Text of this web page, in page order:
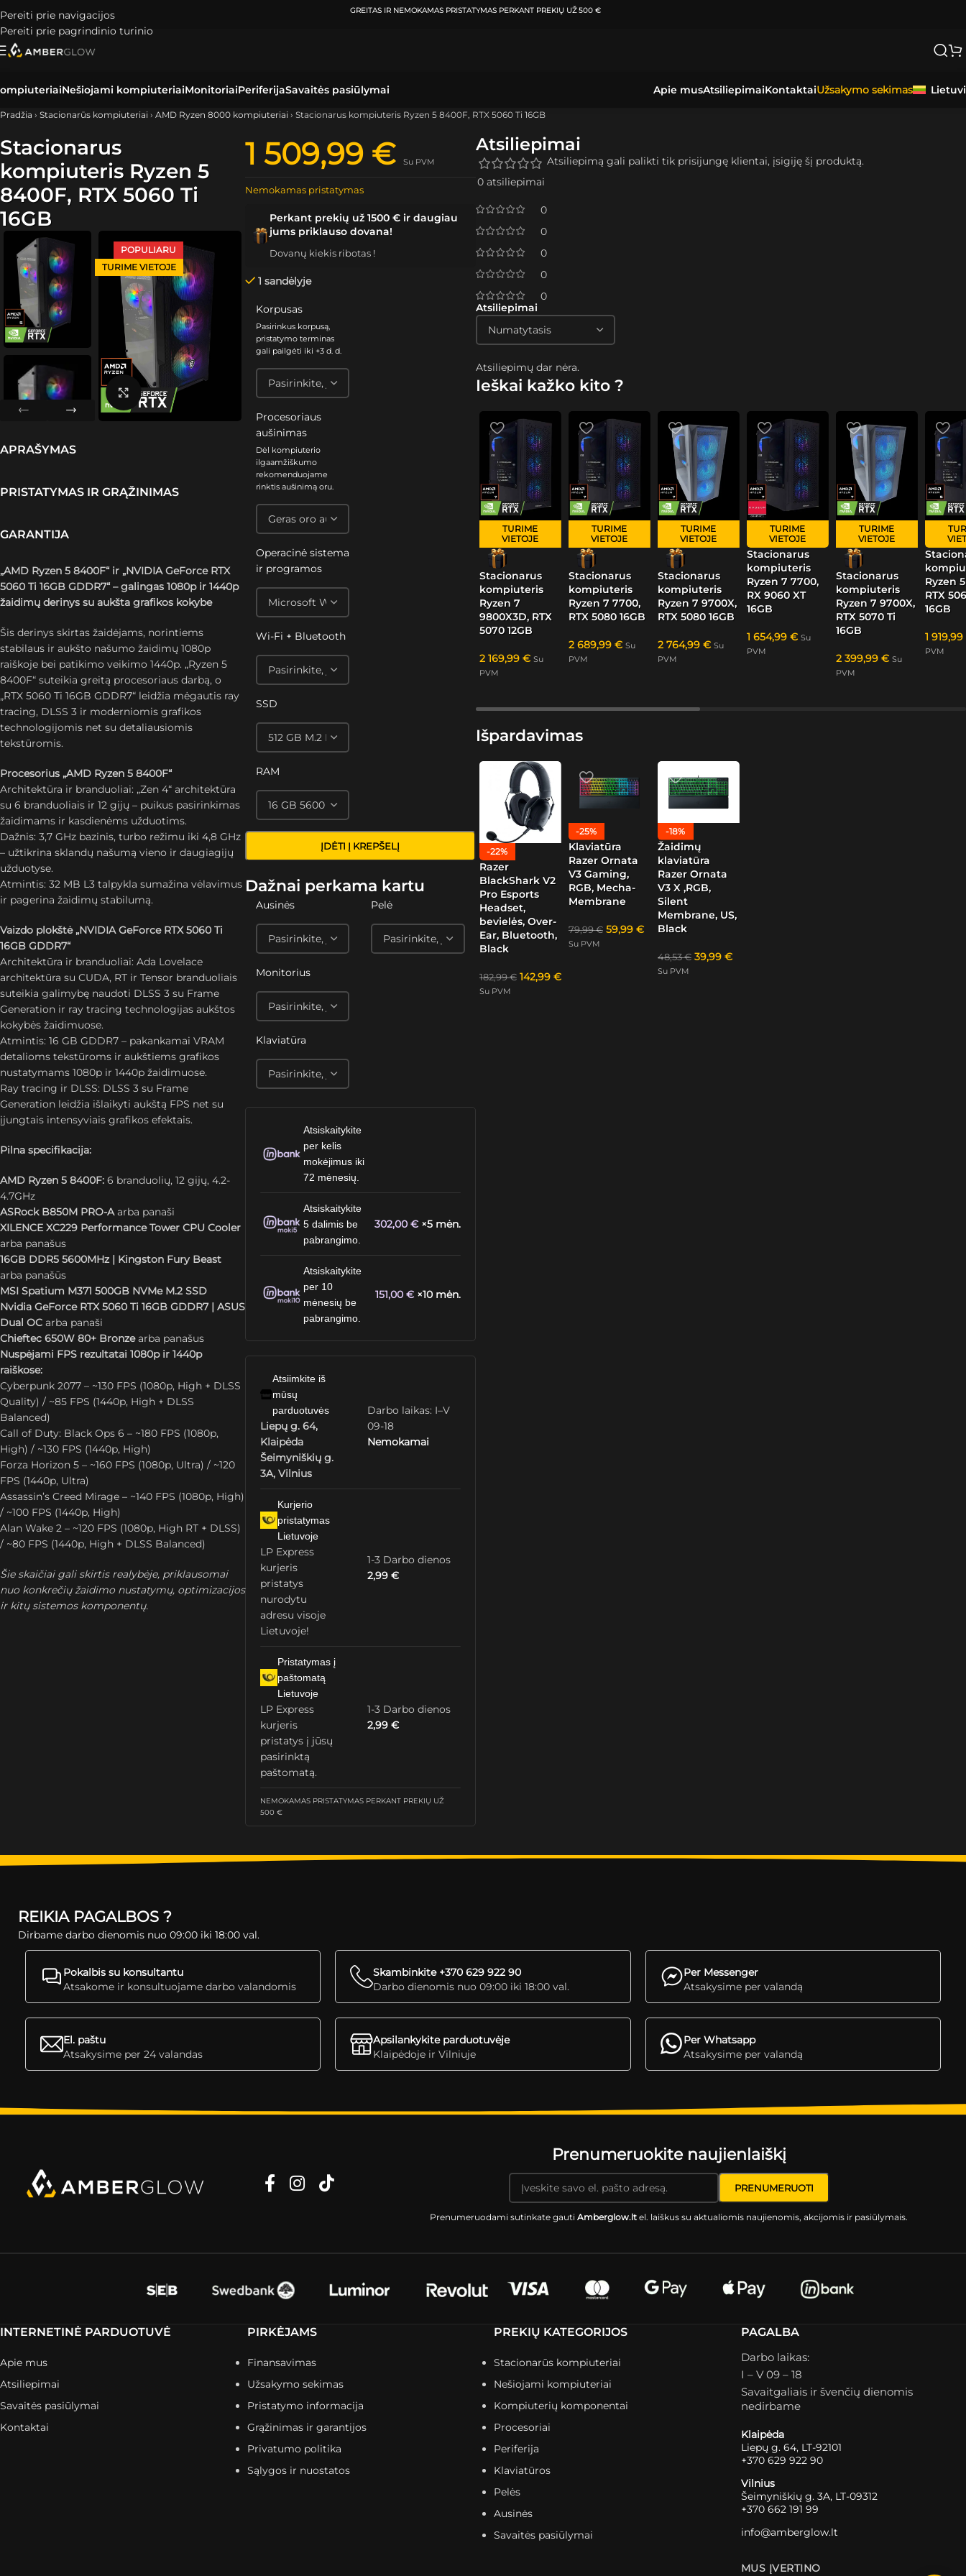
Pereiti prie navigacijos
Pereiti prie pagrindinio turinio
ATSIIMKITE UŽSAKYMĄKLAIPĖDOJE IR VILNIUJEPER0-3 DARBO DIENAS.
Nešiojami kompiuteriaiMonitoriaiPeriferijaSavaitės pasiūlymai Apie musAtsiliepimaiKontaktaiUžsakymo sekimas
Pradžia › Stacionarūs kompiuteriai › AMD Ryzen 8000 kompiuteriai › Stacionarus kompiuteris Ryzen 5 8400F, RTX 5060 Ti 16GB
Stacionarus
kompiuteris Ryzen 5
8400F, RTX 5060 Ti
16GB
POPULIARU
TURIME VIETOJE
Spustelėkite, kad padidintumėte
APRAŠYMAS
PRISTATYMAS IR GRĄŽINIMAS
GARANTIJA
„AMD Ryzen 5 8400F“ ir „NVIDIA GeForce RTX
5060 Ti 16GB GDDR7“ – galingas 1080p ir 1440p
žaidimų derinys su aukšta grafikos kokybe
Šis derinys skirtas žaidėjams, norintiems
stabilaus ir aukšto našumo žaidimų 1080p
raiškoje bei patikimo veikimo 1440p. „Ryzen 5
8400F“ suteikia greitą procesoriaus darbą, o
„RTX 5060 Ti 16GB GDDR7“ leidžia mėgautis ray
tracing, DLSS 3 ir moderniomis grafikos
technologijomis net su detaliausiomis
tekstūromis.
Procesorius „AMD Ryzen 5 8400F“
Architektūra ir branduoliai: „Zen 4“ architektūra
su 6 branduoliais ir 12 gijų – puikus pasirinkimas
žaidimams ir kasdienėms užduotims.
Dažnis: 3,7 GHz bazinis, turbo režimu iki 4,8 GHz
– užtikrina sklandų našumą vieno ir daugiagijų
užduotyse.
Atmintis: 32 MB L3 talpykla sumažina vėlavimus
ir pagerina žaidimų stabilumą.
Vaizdo plokštė „NVIDIA GeForce RTX 5060 Ti
16GB GDDR7“
Architektūra ir branduoliai: Ada Lovelace
architektūra su CUDA, RT ir Tensor branduoliais
suteikia galimybę naudoti DLSS 3 su Frame
Generation ir ray tracing technologijas aukštos
kokybės žaidimuose.
Atmintis: 16 GB GDDR7 – pakankamai VRAM
detalioms tekstūroms ir aukštiems grafikos
nustatymams 1080p ir 1440p žaidimuose.
Ray tracing ir DLSS: DLSS 3 su Frame
Generation leidžia išlaikyti aukštą FPS net su
įjungtais intensyviais grafikos efektais.
Pilna specifikacija:
AMD Ryzen 5 8400F: 6 branduolių, 12 gijų, 4.2-
4.7GHz
ASRock B850M PRO-Aarba panaši
XILENCE XC229 Performance Tower CPU Cooler
arba panašus
16GB DDR5 5600MHz | Kingston Fury Beast
arba panašūs
MSI Spatium M371 500GB NVMe M.2 SSD
Nvidia GeForce RTX 5060 Ti 16GB GDDR7 | ASUS
Dual OC arba panaši
Chieftec 650W 80+ Bronzearba panašus
Nuspėjami FPS rezultatai 1080p ir 1440p
raiškose:
Cyberpunk 2077 – ~130 FPS (1080p, High + DLSS
Quality) / ~85 FPS (1440p, High + DLSS
Balanced)
Call of Duty: Black Ops 6 – ~180 FPS (1080p,
High) / ~130 FPS (1440p, High)
Forza Horizon 5 – ~160 FPS (1080p, Ultra) / ~120
FPS (1440p, Ultra)
Assassin’s Creed Mirage – ~140 FPS (1080p, High)
/ ~100 FPS (1440p, High)
Alan Wake 2 – ~120 FPS (1080p, High RT + DLSS)
/ ~80 FPS (1440p, High + DLSS Balanced)
Šie skaičiai gali skirtis realybėje, priklausomai
nuo konkrečių žaidimo nustatymų, optimizacijos
ir kitų sistemos komponentų.
1 509,99 € Su PVM
Nemokamas pristatymas
Perkant prekių už 1500 € ir daugiau
jums priklauso dovana!
Dovanų kiekis ribotas !
1 sandėlyje
Korpusas
Pasirinkus korpusą,
pristatymo terminas
gali pailgėti iki +3 d. d.
Procesoriaus
aušinimas
Dėl kompiuterio
ilgaamžiškumo
rekomenduojame
rinktis aušinimą oru.
Operacinė sistema
ir programos
Wi-Fi + Bluetooth
SSD
RAM
ĮDĖTI Į KREPŠELĮ
Dažnai perkama kartu
Ausinės Pelė
Monitorius
Klaviatūra
Atsiskaitykite
per kelis
mokėjimus iki
72 mėnesių.
Atsiskaitykite
5 dalimis be
pabrangimo.
302,00 € ×5 mėn.
Atsiskaitykite
per 10
mėnesių be
pabrangimo.
151,00 € ×10 mėn.
Atsiimkite iš
mūsų
parduotuvės
Liepų g. 64,
Klaipėda
Šeimyniškių g.
3A, Vilnius
Darbo laikas: I–V
09-18
Nemokamai
Kurjerio
pristatymas
Lietuvoje
LP Express
kurjeris
pristatys
nurodytu
adresu visoje
Lietuvoje!
1-3 Darbo dienos
2,99€
Pristatymas į
paštomatą
Lietuvoje
LP Express
kurjeris
pristatys į jūsų
pasirinktą
paštomatą.
1-3 Darbo dienos
2,99€
NEMOKAMAS PRISTATYMAS PERKANT PREKIŲ UŽ
500 €
Atsiliepimai
0 atsiliepimai
0
0
0
0
0
Atsiliepimai
Atsiliepimų dar nėra.
Atsiliepimą gali palikti tik prisijungę klientai, įsigiję šį produktą.
Ieškai kažko kito ?
TURIME
VIETOJE
Stacionarus
kompiuteris
Ryzen 7
9800X3D, RTX
5070 12GB
2 169,99 € Su
PVM
TURIME
VIETOJE
Stacionarus
kompiuteris
Ryzen 7 7700,
RTX 5080 16GB
2 689,99 € Su
PVM
TURIME
VIETOJE
Stacionarus
kompiuteris
Ryzen 7 9700X,
RTX 5080 16GB
2 764,99 € Su
PVM
TURIME
VIETOJE
Stacionarus
kompiuteris
Ryzen 7 7700,
RX 9060 XT
16GB
1 654,99 € Su
PVM
TURIME
VIETOJE
Stacionarus
kompiuteris
Ryzen 7 9700X,
RTX 5070 Ti
16GB
2 399,99 € Su
PVM
Ryzen
RTX
16GB
1 919,99
PVM
Išpardavimas
-22%
Razer
BlackShark V2
Pro Esports
Headset,
bevielės, Over-
Ear, Bluetooth,
Black
182,99€ 142,99 €
Su PVM
-25%
Klaviatūra
Razer Ornata
V3 Gaming,
RGB, Mecha-
Membrane
79,99€ 59,99 €
Su PVM
-18%
Žaidimų
klaviatūra
Razer Ornata
V3 X ,RGB,
Silent
Membrane, US,
Black
48,53€ 39,99 €
Su PVM
REIKIA PAGALBOS ?
Dirbame darbo dienomis nuo 09:00 iki 18:00 val.
Pokalbis su konsultantu
Atsakome ir konsultuojame darbo valandomis
Skambinkite +370 629 922 90
Darbo dienomis nuo 09:00 iki 18:00 val.
Per Messenger
Atsakysime per valandą
El. paštu
Atsakysime per 24 valandas
Apsilankykite parduotuvėje
Klaipėdoje ir Vilniuje
Per Whatsapp
Atsakysime per valandą
Prenumeruokite naujienlaiškį
Prenumeruodami sutinkate gautiAmberglow.lt el. laiškus su aktualiomis naujienomis, akcijomis ir pasiūlymais.
INTERNETINĖ PARDUOTUVĖ
Apie mus
Atsiliepimai
Savaitės pasiūlymai
Kontaktai
PIRKĖJAMS
Finansavimas
Užsakymo sekimas
Pristatymo informacija
Grąžinimas ir garantijos
Privatumo politika
Sąlygos ir nuostatos
PREKIŲ KATEGORIJOS
Stacionarūs kompiuteriai
Nešiojami kompiuteriai
Kompiuterių komponentai
Procesoriai
Periferija
Klaviatūros
Pelės
Ausinės
Savaitės pasiūlymai
PAGALBA
Darbo laikas:
I – V 09 – 18
Savaitgaliais ir švenčių dienomis
nedirbame
Klaipėda
Liepų g. 64, LT-92101
+370 629 922 90
Vilnius
Šeimyniškių g. 3A, LT-09312
+370 662 191 99
info@amberglow.lt
MUS ĮVERTINO